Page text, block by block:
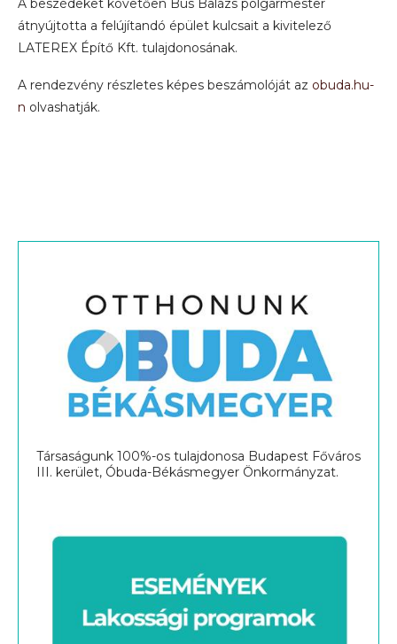
A beszédeket követően Bús Balázs polgármester
átnyújtotta a felújítandó épület kulcsait a kivitelező
LATEREX Építő Kft. tulajdonosának.
A rendezvény részletes képes beszámolóját az obuda.hu-
n olvashatják.
Társaságunk 100%-os tulajdonosa Budapest Főváros
III. kerület, Óbuda-Békásmegyer Önkormányzat.